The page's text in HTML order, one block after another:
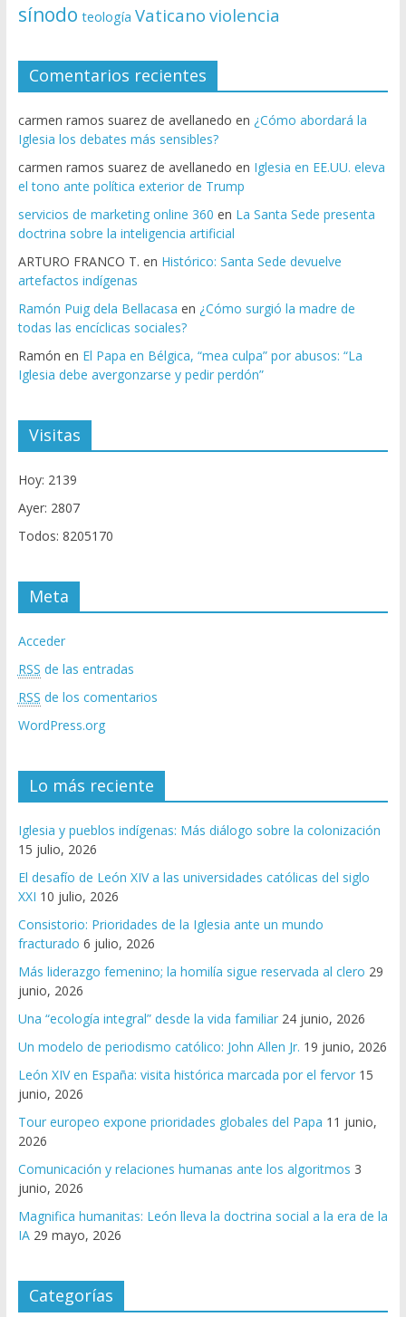
sínodo teología Vaticano violencia
Comentarios recientes
carmen ramos suarez de avellanedo en ¿Cómo abordará la
Iglesia los debates más sensibles?
carmen ramos suarez de avellanedo en Iglesia en EE.UU. eleva
el tono ante política exterior de Trump
servicios de marketing online 360 en La Santa Sede presenta
doctrina sobre la inteligencia artificial
ARTURO FRANCO T. en Histórico: Santa Sede devuelve
artefactos indígenas
Ramón Puig dela Bellacasa en ¿Cómo surgió la madre de
todas las encíclicas sociales?
Ramón en El Papa en Bélgica, “mea culpa” por abusos: “La
Iglesia debe avergonzarse y pedir perdón”
Visitas
Hoy: 2139
Ayer: 2807
Todos: 8205170
Meta
Acceder
RSS de las entradas
RSS de los comentarios
WordPress.org
Lo más reciente
Iglesia y pueblos indígenas: Más diálogo sobre la colonización
15 julio, 2026
El desafío de León XIV a las universidades católicas del siglo
XXI 10 julio, 2026
Consistorio: Prioridades de la Iglesia ante un mundo
fracturado 6 julio, 2026
Más liderazgo femenino; la homilía sigue reservada al clero 29
junio, 2026
Una “ecología integral” desde la vida familiar 24 junio, 2026
Un modelo de periodismo católico: John Allen Jr. 19 junio, 2026
León XIV en España: visita histórica marcada por el fervor 15
junio, 2026
Tour europeo expone prioridades globales del Papa 11 junio,
2026
Comunicación y relaciones humanas ante los algoritmos 3
junio, 2026
Magnifica humanitas: León lleva la doctrina social a la era de la
IA 29 mayo, 2026
Categorías